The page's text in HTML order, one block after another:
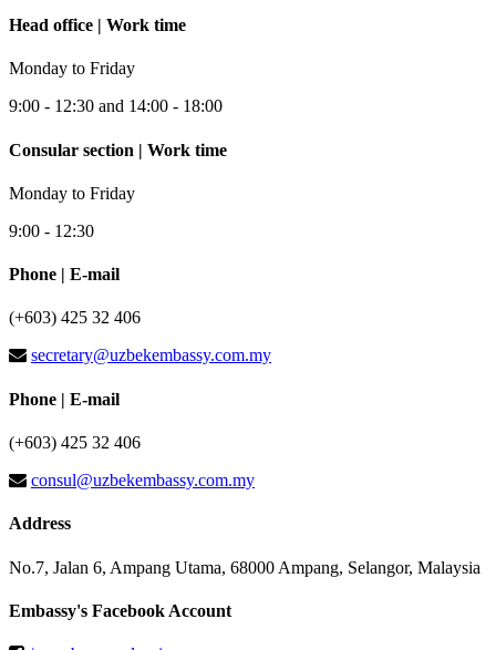
Head office | Work time
Monday to Friday
9:00 - 12:30 and 14:00 - 18:00
Consular section | Work time
Monday to Friday
9:00 - 12:30
Phone | E-mail
(+603) 425 32 406
secretary@uzbekembassy.com.my
Phone | E-mail
(+603) 425 32 406
consul@uzbekembassy.com.my
Address
No.7, Jalan 6, Ampang Utama, 68000 Ampang, Selangor, Malaysia
Embassy's Facebook Account